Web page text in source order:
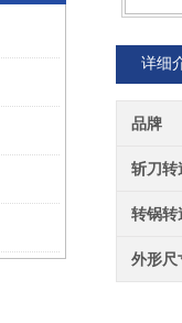
详细
品牌
斩刀转
转锅转
外形尺